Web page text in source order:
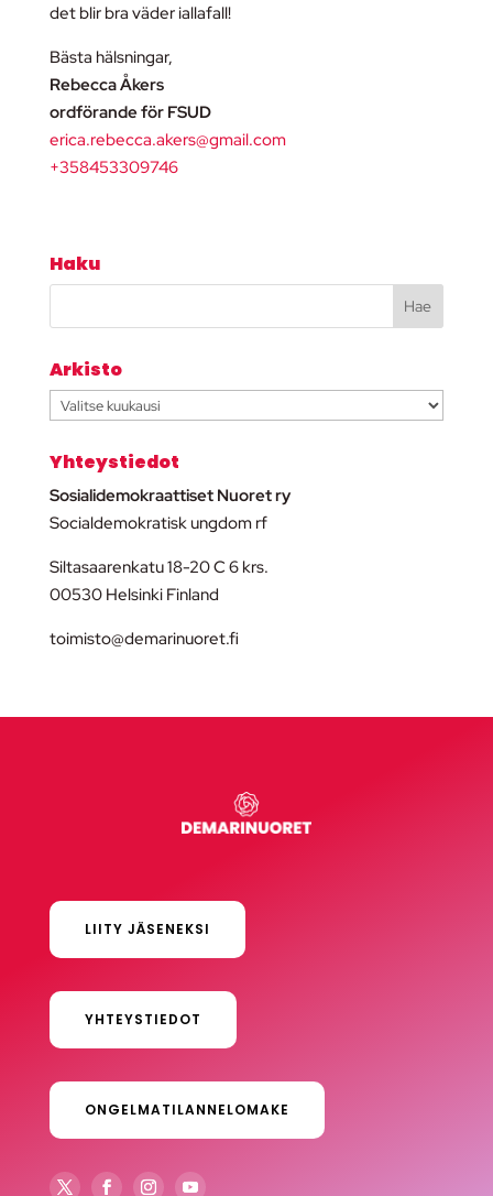
det blir bra väder iallafall!
Bästa hälsningar,
Rebecca Åkers
ordförande för FSUD
erica.rebecca.akers@gmail.com
+358453309746
Haku
Arkisto
Arkisto
Yhteystiedot
Sosialidemokraattiset Nuoret ry
Socialdemokratisk ungdom rf
Siltasaarenkatu 18-20 C 6 krs.
00530 Helsinki Finland
toimisto@demarinuoret.fi
LIITY JÄSENEKSI
YHTEYSTIEDOT
ONGELMATILANNELOMAKE